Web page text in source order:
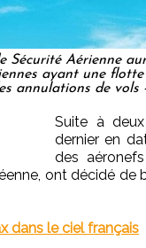
Sécurité Aérienne
ayant une
annulations de
Suite à
dernier en
des
ont décidé de
dans le ciel français